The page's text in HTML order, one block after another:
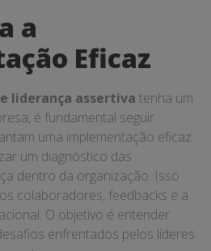
a
Eficaz
liderança assertiva tenha um
é fundamental seguir
uma implementação eficaz.
um diagnóstico das
dentro da organização. Isso
colaboradores, feedbacks e a
O objetivo é entender
enfrentados pelos líderes